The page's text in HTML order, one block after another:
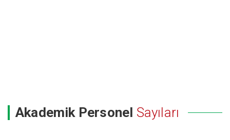
Akademik Personel Sayıları